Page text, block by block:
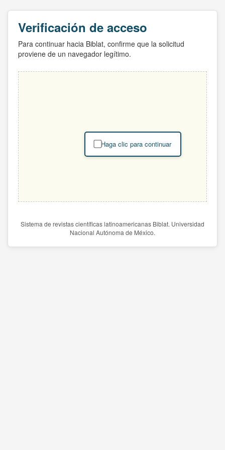
Verificación de acceso
Para continuar hacia Biblat, confirme que la solicitud
proviene de un navegador legítimo.
Haga clic para continuar
Sistema de revistas científicas latinoamericanas Biblat. Universidad
Nacional Autónoma de México.